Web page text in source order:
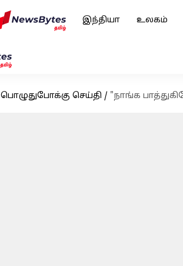
இந்தியா உலகம்
பொழுதுபோக்கு செய்தி / "நாங்க